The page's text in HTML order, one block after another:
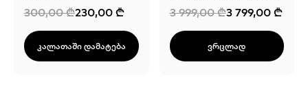
300,00₾
Original
was:
300,00 ₾.
230,00 ₾
Current
is:
230,00 ₾.
Კალათაში Დამატება
3 999,00₾
Original
was:
3
999,00 ₾.
3 799,00 ₾
Current
is:
3
799,00 ₾.
Ვრცლად